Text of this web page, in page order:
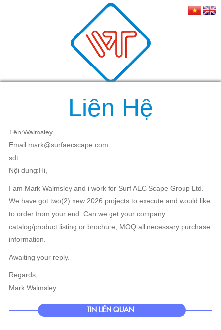
Liên Hệ
Tên:Walmsley
Email:mark@surfaecscape.com
sdt:
Nội dung:Hi,
I am Mark Walmsley and i work for Surf AEC Scape Group Ltd.
We have got two(2) new 2026 projects to execute and would like
to order from your end. Can we get your company
catalog/product listing or brochure, MOQ all necessary purchase
information.
Awaiting your reply.
Regards,
Mark Walmsley
TIN LIÊN QUAN